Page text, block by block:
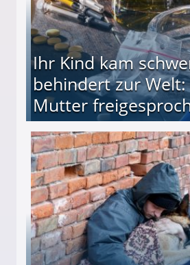
Ihr Kind kam
behindert zur Welt:
Mutter
Mutter freigesprochen!